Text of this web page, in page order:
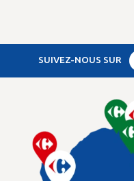
SUIVEZ-NOUS SUR